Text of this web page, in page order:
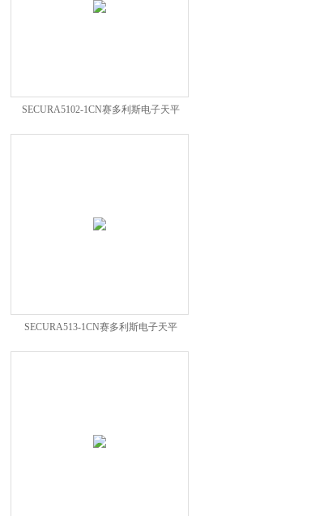
SECURA5102-1CN赛多利斯电子天平
SECURA5102-1CN
SECURA513-1CN赛多利斯电子天平
SECURA513-1CN